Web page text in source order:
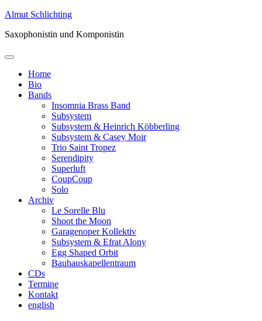
Springe
Inhalt
Almut Schlichting
Saxophonistin und Komponistin
Home
Bio
Bands
Insomnia Brass Band
Subsystem
Subsystem & Heinrich Köbberling
Subsystem & Casey Moir
Trio Saint Tropez
Serendipity
Superluft
CoupCoup
Solo
Archiv
Le Sorelle Blu
Shoot the Moon
Garagenoper Kollektiv
Subsystem & Efrat Alony
Egg Shaped Orbit
Bauhauskapellentraum
CDs
Termine
Kontakt
english